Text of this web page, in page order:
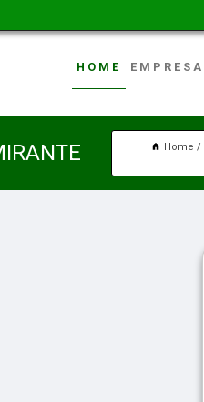
HOME EMPRESA
Home